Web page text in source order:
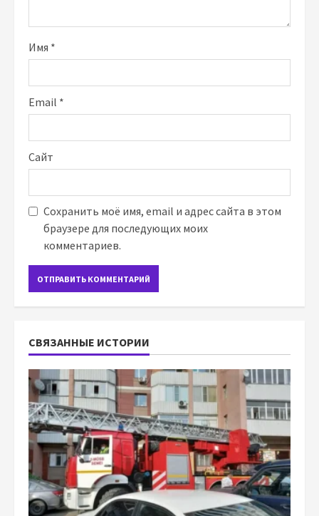
Имя *
Email *
Сайт
Сохранить моё имя, email и адрес сайта в этом
браузере для последующих моих
комментариев.
СВЯЗАННЫЕ ИСТОРИИ